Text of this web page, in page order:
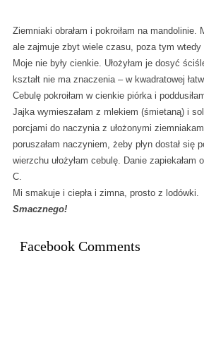
Ziemniaki obrałam i pokroiłam na mandolinie.
ale zajmuje zbyt wiele czasu, poza tym wtedy
Moje nie były cienkie. Ułożyłam je dosyć
kształt nie ma znaczenia – w kwadratowej
Cebulę pokroiłam w cienkie piórka i
Jajka wymieszałam z mlekiem (śmietaną) i
porcjami do naczynia z ułożonymi
poruszałam naczyniem, żeby płyn dostał się
wierzchu ułożyłam cebulę. Danie zapiekałam
C.
Mi smakuje i ciepła i zimna, prosto z lodówki.
Smacznego!
Facebook Comments